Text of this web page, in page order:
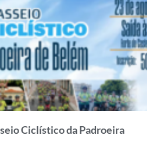
Ciclístico da Padroeira